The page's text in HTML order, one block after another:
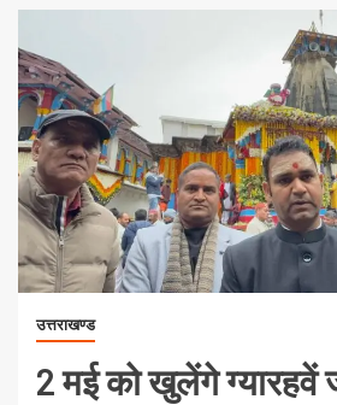
उत्तराखण्ड
2 मई को खुलेंगे ग्यारहवें